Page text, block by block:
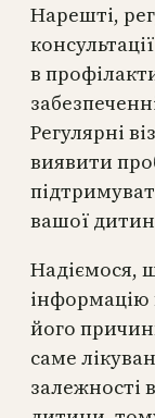
Нарешті,
в
Регулярні
виявити
вашої
Надіємося,
інформацію
його
саме
залежності